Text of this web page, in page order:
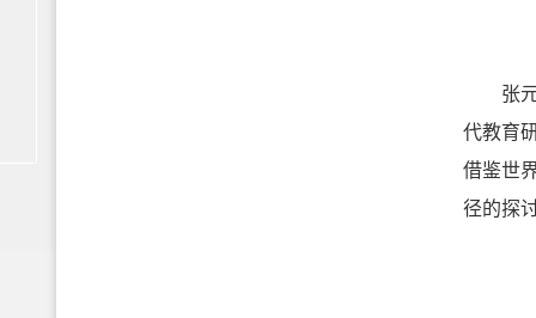
张元
代教育
借鉴世
径的探